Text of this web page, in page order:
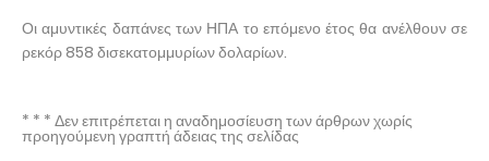
Οι αμυντικές δαπάνες των ΗΠΑ το επόμενο έτος θα ανέλθουν σε
ρεκόρ 858 δισεκατομμυρίων δολαρίων.
* * * Δεν επιτρέπεται η αναδημοσίευση των άρθρων χωρίς
προηγούμενη γραπτή άδειας της σελίδας